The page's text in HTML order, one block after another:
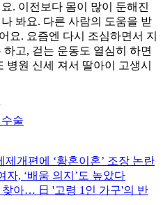
. 이전보다 몸이 많이 둔해진
봐요. 다른 사람의 도움을 받
요. 요즘엔 다시 조심하면서 지
고, 걷는 운동도 열심히 하면
원 신세 져서 딸아이 고생시
술
제개편에 ‘황혼이혼’ 조장 논란
, ‘배움 의지’도 높았다
찾아… 日 '고령 1인 가구'의 반